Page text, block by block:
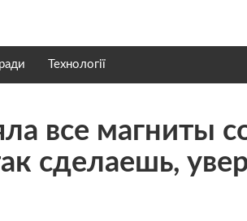
Технології
все магниты
сделаешь,